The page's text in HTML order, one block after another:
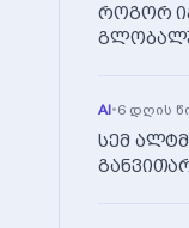
როგორ
AI•6 დღის
სემ